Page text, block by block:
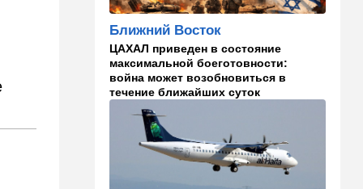
прочность
14:10 В мире
Заложники Сеуты: почему
марокканские подростки не
могут вернуться домой
Мнения
Несколько минут между
воем сирены и ударом
Ближний Восток
ЦАХАЛ приведен в состояние
максимальной боеготовности:
война может возобновиться в
течение ближайших суток